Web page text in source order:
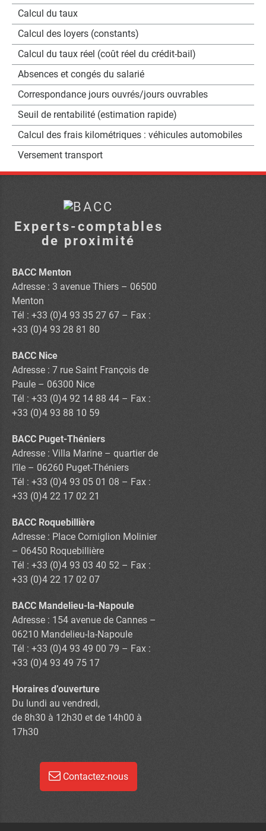
Calcul du taux
Calcul des loyers (constants)
Calcul du taux réel (coût réel du crédit-bail)
Absences et congés du salarié
Correspondance jours ouvrés/jours ouvrables
Seuil de rentabilité (estimation rapide)
Calcul des frais kilométriques : véhicules automobiles
Versement transport
Experts-comptables
de proximité
BACC Menton
Adresse : 3 avenue Thiers – 06500
Menton
Tél : +33 (0)4 93 35 27 67 – Fax :
+33 (0)4 93 28 81 80
BACC Nice
Adresse : 7 rue Saint François de
Paule – 06300 Nice
Tél : +33 (0)4 92 14 88 44 – Fax :
+33 (0)4 93 88 10 59
BACC Puget-Théniers
Adresse : Villa Marine – quartier de
l’île – 06260 Puget-Théniers
Tél : +33 (0)4 93 05 01 08 – Fax :
+33 (0)4 22 17 02 21
BACC Roquebillière
Adresse : Place Corniglion Molinier
– 06450 Roquebillière
Tél : +33 (0)4 93 03 40 52 – Fax :
+33 (0)4 22 17 02 07
BACC Mandelieu-la-Napoule
Adresse : 154 avenue de Cannes –
06210 Mandelieu-la-Napoule
Tél : +33 (0)4 93 49 00 79 – Fax :
+33 (0)4 93 49 75 17
Horaires d’ouverture
Du lundi au vendredi,
de 8h30 à 12h30 et de 14h00 à
17h30
Contactez-nous